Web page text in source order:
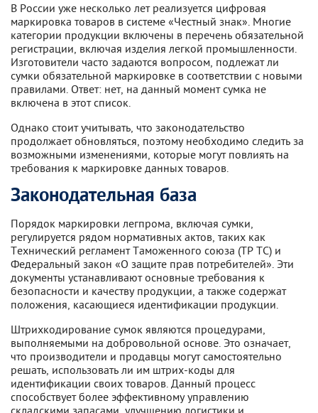
В России уже несколько лет реализуется цифровая
маркировка товаров в системе «Честный знак». Многие
категории продукции включены в перечень обязательной
регистрации, включая изделия легкой промышленности.
Изготовители часто задаются вопросом, подлежат ли
сумки обязательной маркировке в соответствии с новыми
правилами. Ответ: нет, на данный момент сумка не
включена в этот список.
Однако стоит учитывать, что законодательство
продолжает обновляться, поэтому необходимо следить за
возможными изменениями, которые могут повлиять на
требования к маркировке данных товаров.
Законодательная база
Порядок маркировки легпрома, включая сумки,
регулируется рядом нормативных актов, таких как
Технический регламент Таможенного союза (ТР ТС) и
Федеральный закон «О защите прав потребителей». Эти
документы устанавливают основные требования к
безопасности и качеству продукции, а также содержат
положения, касающиеся идентификации продукции.
Штрихкодирование сумок являются процедурами,
выполняемыми на добровольной основе. Это означает,
что производители и продавцы могут самостоятельно
решать, использовать ли им штрих-коды для
идентификации своих товаров. Данный процесс
способствует более эффективному управлению
складскими запасами, улучшению логистики и